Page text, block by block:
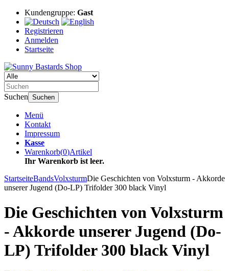
Kundengruppe: Gast
Registrieren
Anmelden
Startseite
Suchen Suchen
Menü
Kontakt
Impressum
Kasse
Warenkorb(0)Artikel
Ihr Warenkorb ist leer.
StartseiteBandsVolxsturmDie Geschichten von Volxsturm - Akkorde
unserer Jugend (Do-LP) Trifolder 300 black Vinyl
Die Geschichten von Volxsturm
- Akkorde unserer Jugend (Do-
LP) Trifolder 300 black Vinyl